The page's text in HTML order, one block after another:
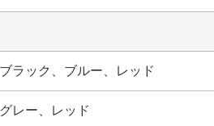
ラック、ブルー、レッド
レー、レッド